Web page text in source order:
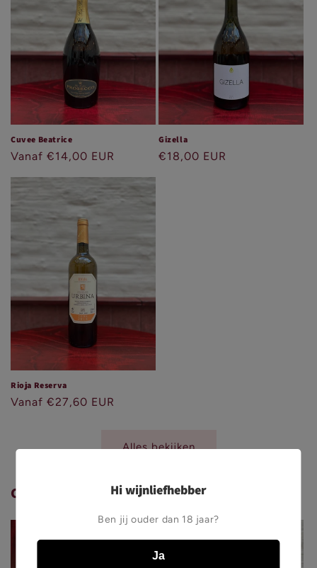
Cuvee Beatrice
Normale
Vanaf €14,00 EUR
Gizella
Normale
€18,00 EUR
Rioja Reserva
Normale
Vanaf €27,60 EUR
Alles bekijken
CADEAUS Hi wijnliefhebber
Ben jij ouder dan 18 jaar?
Ja